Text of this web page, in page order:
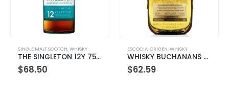
MALT SCOTCH ,WHISKY
THE SINGLETON 12Y 750ML
ORIGEN,WHISKY
WHISKY BUCHANANS MASTER 750 ML